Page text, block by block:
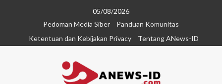
05/08/2026
Pedoman Media Siber
Panduan Komunitas
Ketentuan dan Kebijakan Privacy
Tentang ANews-ID